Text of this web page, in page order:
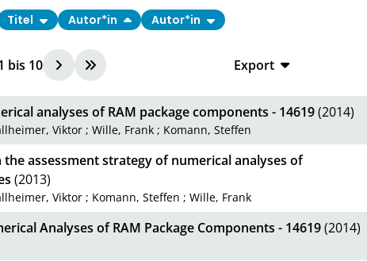
bis 10
Export
RIS
XML
Titel Autor*in Autor*in
analyses of RAM package components - 14619(2014)
Viktor ;Wille, Frank ; Komann, Steffen
assessment strategy of numerical analyses of
(2013)
Viktor ; Komann, Steffen ;Wille, Frank
Analyses of RAM Package Components - 14619(2014)